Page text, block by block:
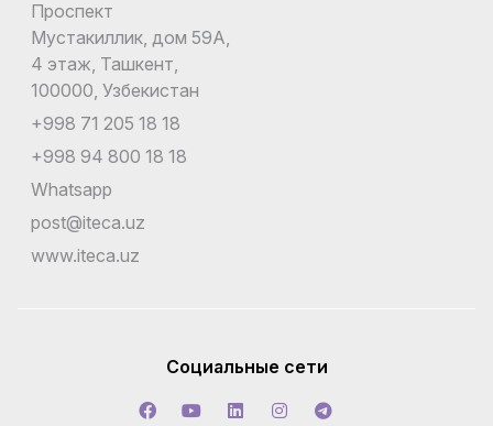
Проспект
Мустакиллик, дом 59А,
4 этаж, Ташкент,
100000, Узбекистан
+998 71 205 18 18
+998 94 800 18 18
Whatsapp
post@iteca.uz
www.iteca.uz
Социальные сети